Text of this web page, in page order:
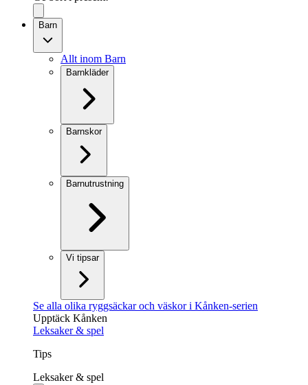
Barn
Allt inom Barn
Barnkläder
Barnskor
Barnutrustning
Vi tipsar
Se alla olika ryggsäckar och väskor i Kånken-serien
Upptäck Kånken
Leksaker & spel
Tips
Leksaker & spel